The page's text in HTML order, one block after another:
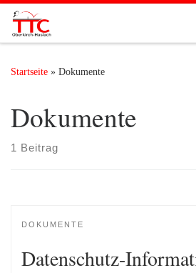
Zum Inhalt springen
Startseite » Dokumente
Dokumente
1 Beitrag
DOKUMENTE
Datenschutz-